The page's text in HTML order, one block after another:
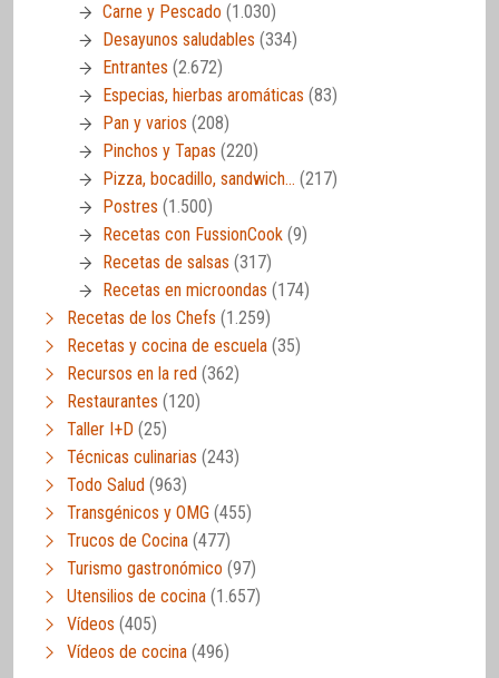
Carne y Pescado (1.030)
Desayunos saludables (334)
Entrantes (2.672)
Especias, hierbas aromáticas (83)
Pan y varios (208)
Pinchos y Tapas (220)
Pizza, bocadillo, sandwich… (217)
Postres (1.500)
Recetas con FussionCook (9)
Recetas de salsas (317)
Recetas en microondas (174)
Recetas de los Chefs (1.259)
Recetas y cocina de escuela (35)
Recursos en la red (362)
Restaurantes (120)
Taller I+D (25)
Técnicas culinarias (243)
Todo Salud (963)
Transgénicos y OMG (455)
Trucos de Cocina (477)
Turismo gastronómico (97)
Utensilios de cocina (1.657)
Vídeos (405)
Vídeos de cocina (496)